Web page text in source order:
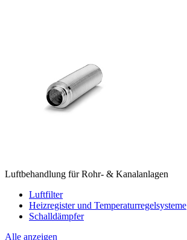
Luftbehandlung für Rohr- & Kanalanlagen
Luftfilter
Heizregister und Temperaturregelsysteme
Schalldämpfer
Alle anzeigen